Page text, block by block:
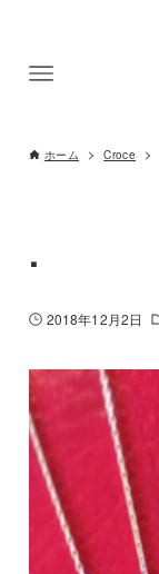
ホーム Croce
.
2018年12月2日